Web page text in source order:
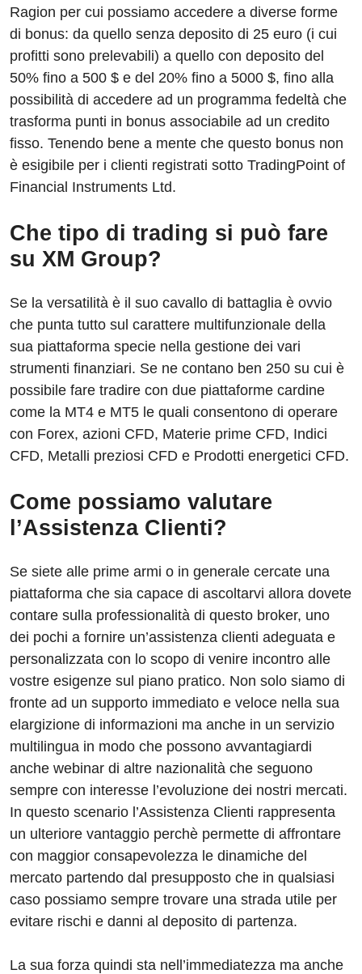
Ragion per cui possiamo accedere a diverse forme
di bonus: da quello senza deposito di 25 euro (i cui
profitti sono prelevabili) a quello con deposito del
50% fino a 500 $ e del 20% fino a 5000 $, fino alla
possibilità di accedere ad un programma fedeltà che
trasforma punti in bonus associabile ad un credito
fisso. Tenendo bene a mente che questo bonus non
è esigibile per i clienti registrati sotto TradingPoint of
Financial Instruments Ltd.
Che tipo di trading si può fare
su XM Group?
Se la versatilità è il suo cavallo di battaglia è ovvio
che punta tutto sul carattere multifunzionale della
sua piattaforma specie nella gestione dei vari
strumenti finanziari. Se ne contano ben 250 su cui è
possibile fare tradire con due piattaforme cardine
come la MT4 e MT5 le quali consentono di operare
con Forex, azioni CFD, Materie prime CFD, Indici
CFD, Metalli preziosi CFD e Prodotti energetici CFD.
Come possiamo valutare
l’Assistenza Clienti?
Se siete alle prime armi o in generale cercate una
piattaforma che sia capace di ascoltarvi allora dovete
contare sulla professionalità di questo broker, uno
dei pochi a fornire un’assistenza clienti adeguata e
personalizzata con lo scopo di venire incontro alle
vostre esigenze sul piano pratico. Non solo siamo di
fronte ad un supporto immediato e veloce nella sua
elargizione di informazioni ma anche in un servizio
multilingua in modo che possono avvantagiardi
anche webinar di altre nazionalità che seguono
sempre con interesse l’evoluzione dei nostri mercati.
In questo scenario l’Assistenza Clienti rappresenta
un ulteriore vantaggio perchè permette di affrontare
con maggior consapevolezza le dinamiche del
mercato partendo dal presupposto che in qualsiasi
caso possiamo sempre trovare una strada utile per
evitare rischi e danni al deposito di partenza.
La sua forza quindi sta nell’immediatezza ma anche